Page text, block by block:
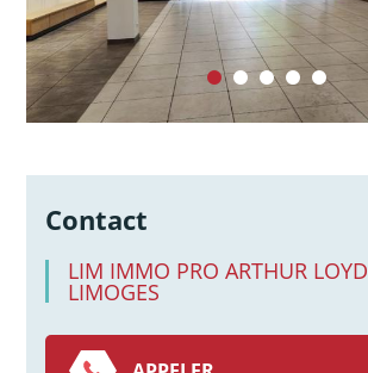
Contact
LIM IMMO PRO ARTHUR LOYD
LIMOGES